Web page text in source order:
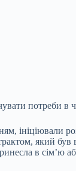
потреби в
який
в сім’ю